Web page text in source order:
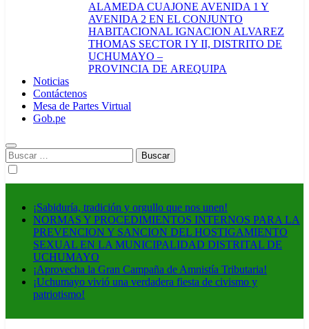
ALAMEDA CUAJONE AVENIDA 1 Y
AVENIDA 2 EN EL CONJUNTO
HABITACIONAL IGNACION ALVAREZ
THOMAS SECTOR I Y II, DISTRITO DE
UCHUMAYO –
PROVINCIA DE AREQUIPA
Noticias
Contáctenos
Mesa de Partes Virtual
Gob.pe
Buscar:
¡Sabiduría, tradición y orgullo que nos unen!
NORMAS Y PROCEDIMIENTOS INTERNOS PARA LA
PREVENCION Y SANCION DEL HOSTIGAMIENTO
SEXUAL EN LA MUNICIPALIDAD DISTRITAL DE
UCHUMAYO
¡Aprovecha la Gran Campaña de Amnistía Tributaria!
¡Uchumayo vivió una verdadera fiesta de civismo y
patriotismo!